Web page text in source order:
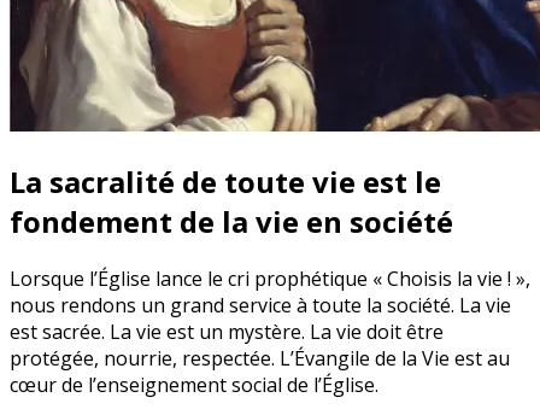
La sacralité de toute vie est le
fondement de la vie en société
Lorsque l’Église lance le cri prophétique « Choisis la vie ! »,
nous rendons un grand service à toute la société. La vie
est sacrée. La vie est un mystère. La vie doit être
protégée, nourrie, respectée. L’Évangile de la Vie est au
cœur de l’enseignement social de l’Église.